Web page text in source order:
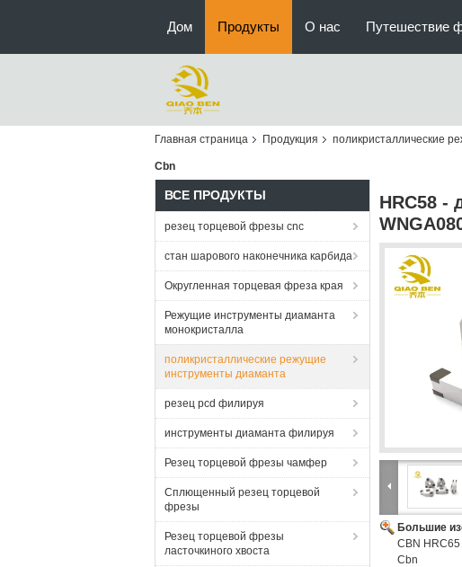
Дом Продукты О нас Путешествие
Главная страница Продукция поликристаллические
Cbn
ВСЕ ПРОДУКТЫ
резец торцевой фрезы cnc
стан шарового наконечника карбида
Округленная торцевая фреза края
Режущие инструменты диаманта
монокристалла
поликристаллические режущие
инструменты диаманта
резец pcd филируя
инструменты диаманта филируя
Резец торцевой фрезы чамфер
Сплющенный резец торцевой
фрезы
Резец торцевой фрезы
ласточкиного хвоста
HRC58 -
Большие
CBN HRC65
Cbn